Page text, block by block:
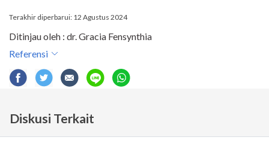
Terakhir diperbarui: 12 Agustus 2024